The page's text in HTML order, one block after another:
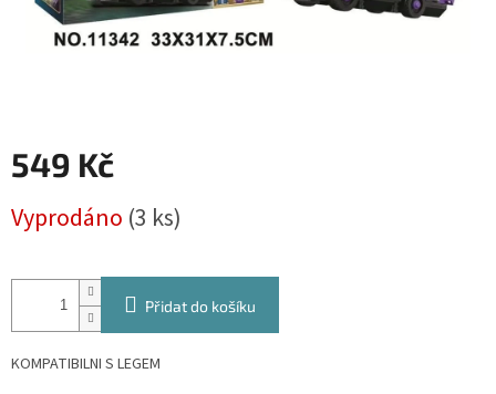
549 Kč
cena:
Vyprodáno (3 ks)
Přidat do košíku
KOMPATIBILNI S LEGEM